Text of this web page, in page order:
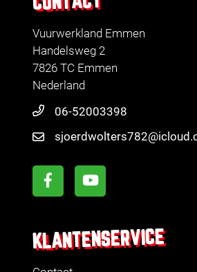
Vuurwerkland Emmen
Handelsweg 2
7826 TC Emmen
Nederland
06-52003398
KLANTENSERVICE